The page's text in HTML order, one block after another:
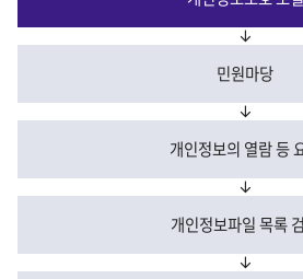
민원마당
개인정보의 열람 등
개인정보파일목록